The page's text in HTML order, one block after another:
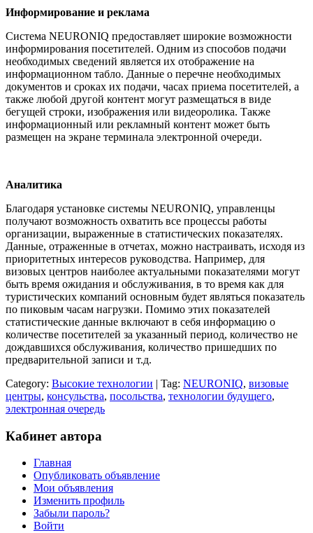
Информирование и реклама
Система NEURONIQ предоставляет широкие возможности
информирования посетителей. Одним из способов подачи
необходимых сведений является их отображение на
информационном табло. Данные о перечне необходимых
документов и сроках их подачи, часах приема посетителей, а
также любой другой контент могут размещаться в виде
бегущей строки, изображения или видеоролика. Также
информационный или рекламный контент может быть
размещен на экране терминала электронной очереди.
Аналитика
Благодаря установке системы NEURONIQ, управленцы
получают возможность охватить все процессы работы
организации, выраженные в статистических показателях.
Данные, отраженные в отчетах, можно настраивать, исходя из
приоритетных интересов руководства. Например, для
визовых центров наиболее актуальными показателями могут
быть время ожидания и обслуживания, в то время как для
туристических компаний основным будет являться показатель
по пиковым часам нагрузки. Помимо этих показателей
статистические данные включают в себя информацию о
количестве посетителей за указанный период, количество не
дождавшихся обслуживания, количество пришедших по
предварительной записи и т.д.
Category: Высокие технологии | Tag: NEURONIQ, визовые
центры, консульства, посольства, технологии будущего,
электронная очередь
Кабинет автора
Главная
Опубликовать объявление
Мои объявления
Изменить профиль
Забыли пароль?
Войти